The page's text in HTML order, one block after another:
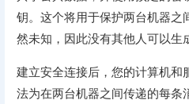
钥。这个将用于保护两台机器之
然未知，因此没有其他人可以生
建立安全连接后，您的计算机
法为在两台机器之间传递的每条